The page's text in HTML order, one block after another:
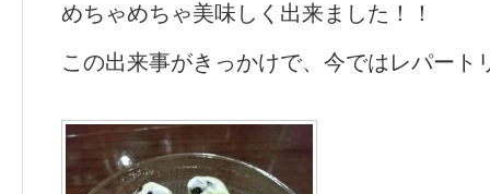
めちゃめちゃ美味しく出来ました！！
この出来事がきっかけで、今ではレパート